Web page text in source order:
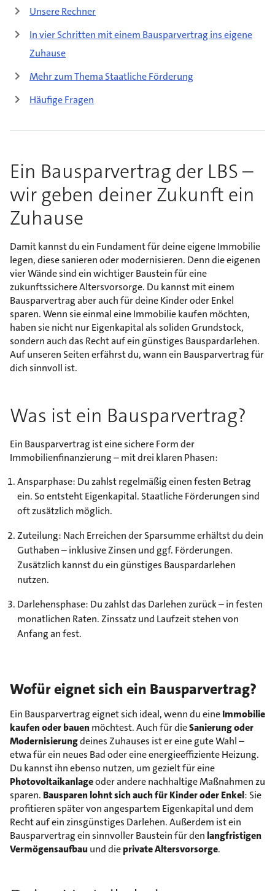
Unsere Rechner
In vier Schritten mit einem Bausparvertrag ins eigene
Zuhause
Mehr zum Thema Staatliche Förderung
Häufige Fragen
Ein Bausparvertrag der LBS –
wir geben deiner Zukunft ein
Zuhause
Damit kannst du ein Fundament für deine eigene Immobilie
legen, diese sanieren oder modernisieren. Denn die eigenen
vier Wände sind ein wichtiger Baustein für eine
zukunftssichere Altersvorsorge. Du kannst mit einem
Bausparvertrag aber auch für deine Kinder oder Enkel
sparen. Wenn sie einmal eine Immobilie kaufen möchten,
haben sie nicht nur Eigenkapital als soliden Grundstock,
sondern auch das Recht auf ein günstiges Bauspardarlehen.
Auf unseren Seiten erfährst du, wann ein Bausparvertrag für
dich sinnvoll ist.
Was ist ein Bausparvertrag?
Ein Bausparvertrag ist eine sichere Form der
Immobilienfinanzierung – mit drei klaren Phasen:
Ansparphase: Du zahlst regelmäßig einen festen Betrag
ein. So entsteht Eigenkapital. Staatliche Förderungen sind
oft zusätzlich möglich.
Zuteilung: Nach Erreichen der Sparsumme erhältst du dein
Guthaben – inklusive Zinsen und ggf. Förderungen.
Zusätzlich kannst du ein günstiges Bauspardarlehen
nutzen.
Darlehensphase: Du zahlst das Darlehen zurück – in festen
monatlichen Raten. Zinssatz und Laufzeit stehen von
Anfang an fest.
Wofür eignet sich ein Bausparvertrag?
Ein Bausparvertrag eignet sich ideal, wenn du eineImmobilie
kaufen oder bauenmöchtest. Auch für dieSanierung oder
Modernisierungdeines Zuhauses ist er eine gute Wahl –
etwa für ein neues Bad oder eine energieeffiziente Heizung.
Du kannst ihn ebenso nutzen, um gezielt für eine
Photovoltaikanlageoder andere nachhaltige Maßnahmen zu
sparen. Bausparen lohnt sich auch für Kinder oder Enkel: Sie
profitieren später von angespartem Eigenkapital und dem
Recht auf ein zinsgünstiges Darlehen. Außerdem ist ein
Bausparvertrag ein sinnvoller Baustein für den langfristigen
Vermögensaufbauund dieprivate Altersvorsorge.